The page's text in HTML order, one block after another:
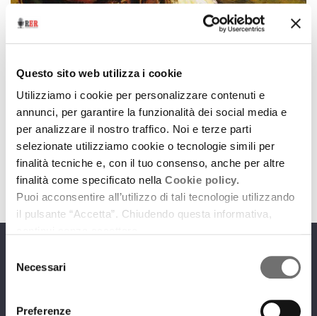
Questo sito web utilizza i cookie
Utilizziamo i cookie per personalizzare contenuti e
annunci, per garantire la funzionalità dei social media e
per analizzare il nostro traffico. Noi e terze parti
selezionate utilizziamo cookie o tecnologie simili per
finalità tecniche e, con il tuo consenso, anche per altre
finalità come specificato nella Cookie policy.
Puoi acconsentire all’utilizzo di tali tecnologie utilizzando
il pulsante “Accetta”. Chiudendo questa informativa,
delNecessari
Preferenze
Archivio / Mani di questa terra
3 novembre 2017
Protagonisti i muralisti messicani Orozco, Rivera e
Siqueiros
Ascolta downloadPodcast